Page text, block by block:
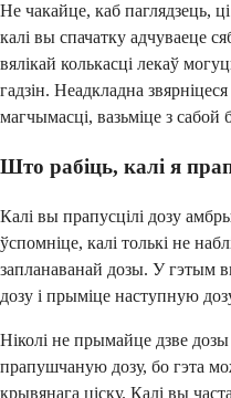
Не чакайце, каб паглядзець,
калі вы спачатку адчуваеце
вялікай колькасці лекаў
гадзін. Неадкладна
магчымасці, вазьміце з сабой
Што рабіць, калі я
Калі вы прапусцілі дозу
ўспомніце, калі толькі не
запланаванай дозы. У гэтым
дозу і прыміце наступную
Ніколі не прымайце дзве
прапушчаную дозу, бо гэта
крывянага ціску. Калі вы